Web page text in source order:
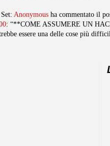
Anonymous ha commentato il
: “**COME ASSUMERE UN
essere una delle cose più